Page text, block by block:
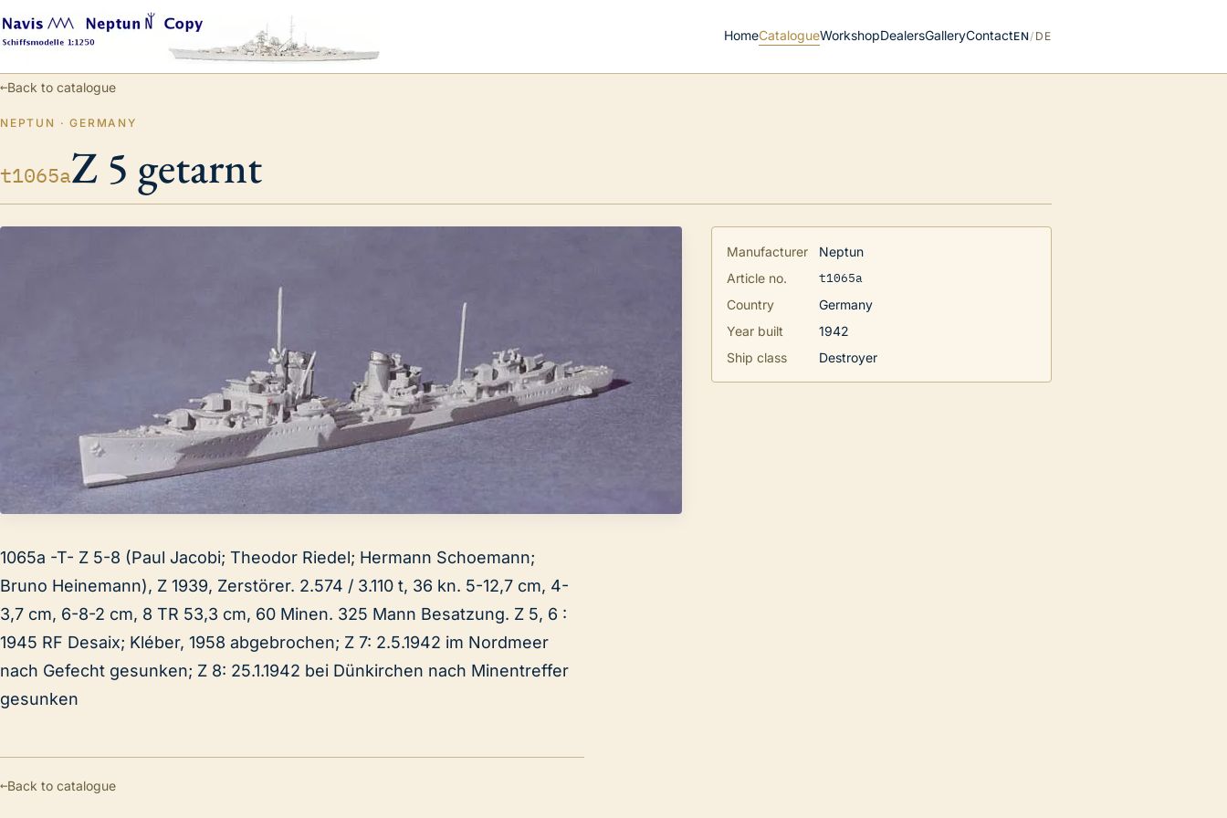
HomeCatalogueWorkshopDealersGalleryContactEN/ DE
←Back to catalogue
NEPTUN · GERMANY
t1065aZ 5 getarnt
Manufacturer
Neptun
Article no.
t1065a
Country
Germany
Year built
1942
Ship class
Destroyer
1065a -T- Z 5-8 (Paul Jacobi; Theodor Riedel; Hermann Schoemann;
Bruno Heinemann), Z 1939, Zerstörer. 2.574 / 3.110 t, 36 kn. 5-12,7 cm, 4-
3,7 cm, 6-8-2 cm, 8 TR 53,3 cm, 60 Minen. 325 Mann Besatzung. Z 5, 6 :
1945 RF Desaix; Kléber, 1958 abgebrochen; Z 7: 2.5.1942 im Nordmeer
nach Gefecht gesunken; Z 8: 25.1.1942 bei Dünkirchen nach Minentreffer
gesunken
←Back to catalogue